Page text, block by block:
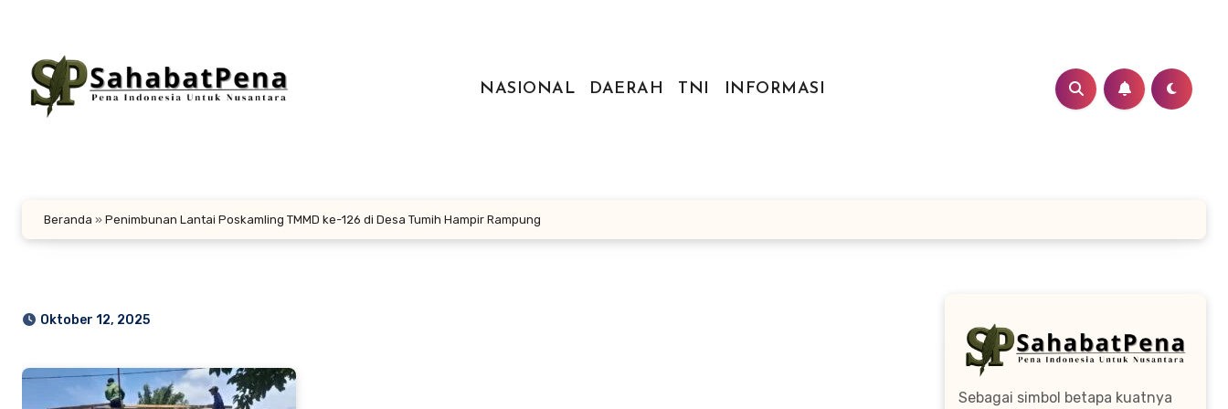
konten
NASIONAL
DAERAH TNI INFORMASI
Beranda » Penimbunan Lantai Poskamling TMMD ke-126 di Desa Tumih Hampir Rampung
Oktober 12, 2025
Sebagai simbol betapa kuatnya